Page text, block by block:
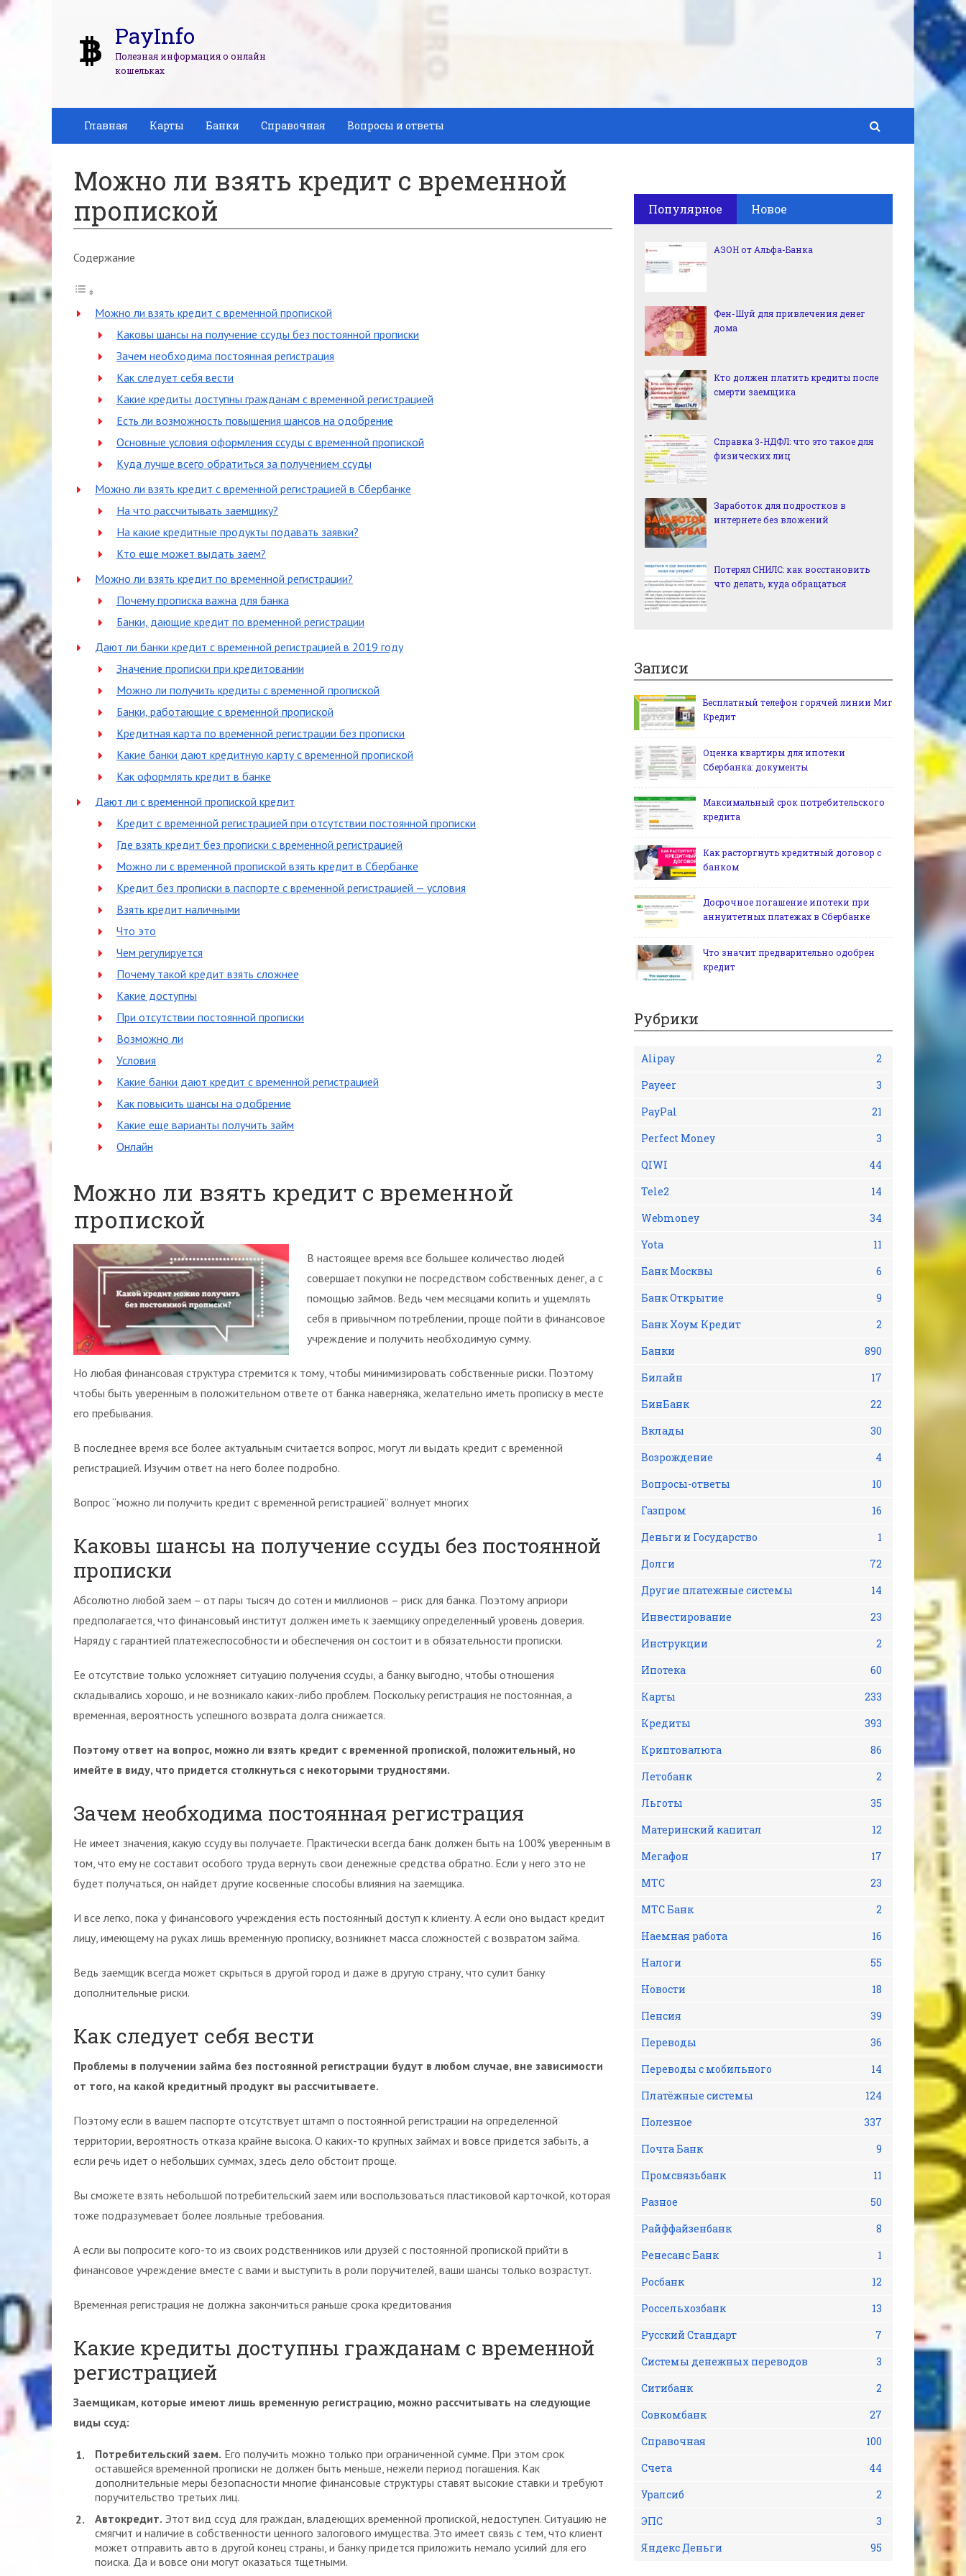
PayInfo
Полезная информация о онлайн
кошельках
Главная Карты Банки Справочная Вопросы и ответы
Можно ли взять кредит с временной
пропиской
Содержание
Можно ли взять кредит с временной пропиской
Каковы шансы на получение ссуды без постоянной прописки
Зачем необходима постоянная регистрация
Как следует себя вести
Какие кредиты доступны гражданам с временной регистрацией
Есть ли возможность повышения шансов на одобрение
Основные условия оформления ссуды с временной пропиской
Куда лучше всего обратиться за получением ссуды
Можно ли взять кредит с временной регистрацией в Сбербанке
На что рассчитывать заемщику?
На какие кредитные продукты подавать заявки?
Кто еще может выдать заем?
Можно ли взять кредит по временной регистрации?
Почему прописка важна для банка
Банки, дающие кредит по временной регистрации
Дают ли банки кредит с временной регистрацией в 2019 году
Значение прописки при кредитовании
Можно ли получить кредиты с временной пропиской
Банки, работающие с временной пропиской
Кредитная карта по временной регистрации без прописки
Какие банки дают кредитную карту с временной пропиской
Как оформлять кредит в банке
Дают ли с временной пропиской кредит
Кредит с временной регистрацией при отсутствии постоянной прописки
Где взять кредит без прописки с временной регистрацией
Можно ли с временной пропиской взять кредит в Сбербанке
Кредит без прописки в паспорте с временной регистрацией — условия
Взять кредит наличными
Что это
Чем регулируется
Почему такой кредит взять сложнее
Какие доступны
При отсутствии постоянной прописки
Возможно ли
Условия
Какие банки дают кредит с временной регистрацией
Как повысить шансы на одобрение
Какие еще варианты получить займ
Онлайн
Можно ли взять кредит с временной
пропиской
В настоящее время все большее количество людей
совершает покупки не посредством собственных денег, а с
помощью займов. Ведь чем месяцами копить и ущемлять
себя в привычном потреблении, проще пойти в финансовое
учреждение и получить необходимую сумму.
Но любая финансовая структура стремится к тому, чтобы минимизировать собственные риски. Поэтому
чтобы быть уверенным в положительном ответе от банка наверняка, желательно иметь прописку в месте
его пребывания.
В последнее время все более актуальным считается вопрос, могут ли выдать кредит с временной
регистрацией. Изучим ответ на него более подробно.
Вопрос “можно ли получить кредит с временной регистрацией” волнует многих
Каковы шансы на получение ссуды без постоянной
прописки
Абсолютно любой заем – от пары тысяч до сотен и миллионов – риск для банка. Поэтому априори
предполагается, что финансовый институт должен иметь к заемщику определенный уровень доверия.
Наряду с гарантией платежеспособности и обеспечения он состоит и в обязательности прописки.
Ее отсутствие только усложняет ситуацию получения ссуды, а банку выгодно, чтобы отношения
складывались хорошо, и не возникало каких-либо проблем. Поскольку регистрация не постоянная, а
временная, вероятность успешного возврата долга снижается.
Поэтому ответ на вопрос, можно ли взять кредит с временной пропиской, положительный, но
имейте в виду, что придется столкнуться с некоторыми трудностями.
Зачем необходима постоянная регистрация
Не имеет значения, какую ссуду вы получаете. Практически всегда банк должен быть на 100% уверенным в
том, что ему не составит особого труда вернуть свои денежные средства обратно. Если у него это не
будет получаться, он найдет другие косвенные способы влияния на заемщика.
И все легко, пока у финансового учреждения есть постоянный доступ к клиенту. А если оно выдаст кредит
лицу, имеющему на руках лишь временную прописку, возникнет масса сложностей с возвратом займа.
Ведь заемщик всегда может скрыться в другой город и даже в другую страну, что сулит банку
дополнительные риски.
Как следует себя вести
Проблемы в получении займа без постоянной регистрации будут в любом случае, вне зависимости
от того, на какой кредитный продукт вы рассчитываете.
Поэтому если в вашем паспорте отсутствует штамп о постоянной регистрации на определенной
территории, вероятность отказа крайне высока. О каких-то крупных займах и вовсе придется забыть, а
если речь идет о небольших суммах, здесь дело обстоит проще.
Вы сможете взять небольшой потребительский заем или воспользоваться пластиковой карточкой, которая
тоже подразумевает более лояльные требования.
А если вы попросите кого-то из своих родственников или друзей с постоянной пропиской прийти в
финансовое учреждение вместе с вами и выступить в роли поручителей, ваши шансы только возрастут.
Временная регистрация не должна закончиться раньше срока кредитования
Какие кредиты доступны гражданам с временной
регистрацией
Заемщикам, которые имеют лишь временную регистрацию, можно рассчитывать на следующие
виды ссуд:
Потребительский заем. Его получить можно только при ограниченной сумме. При этом срок
оставшейся временной прописки не должен быть меньше, нежели период погашения. Как
дополнительные меры безопасности многие финансовые структуры ставят высокие ставки и требуют
поручительство третьих лиц.
Автокредит. Этот вид ссуд для граждан, владеющих временной пропиской, недоступен. Ситуацию не
смягчит и наличие в собственности ценного залогового имущества. Это имеет связь с тем, что клиент
может отправить авто в другой конец страны, и банку придется приложить немало усилий для его
поиска. Да и вовсе они могут оказаться тщетными.
Популярное Новое
АЗОН от Альфа-Банка
Фен-Шуй для привлечения денег
дома
Кто должен платить кредиты после
смерти заемщика
Справка 3-НДФЛ: что это такое для
физических лиц
Заработок для подростков в
интернете без вложений
Потерял СНИЛС: как восстановить
что делать, куда обращаться
Записи
Бесплатный телефон горячей линии Миг
Кредит
Оценка квартиры для ипотеки
Сбербанка: документы
Максимальный срок потребительского
кредита
Как расторгнуть кредитный договор с
банком
Досрочное погашение ипотеки при
аннуитетных платежах в Сбербанке
Что значит предварительно одобрен
кредит
Рубрики
Alipay
2
Payeer
3
PayPal
21
Perfect Money
3
QIWI
44
Tele2
14
Webmoney
34
Yota
11
Банк Москвы
6
Банк Открытие
9
Банк Хоум Кредит
2
Банки
890
Билайн
17
БинБанк
22
Вклады
30
Возрождение
4
Вопросы-ответы
10
Газпром
16
Деньги и Государство
1
Долги
72
Другие платежные системы
14
Инвестирование
23
Инструкции
2
Ипотека
60
Карты
233
Кредиты
393
Криптовалюта
86
Летобанк
2
Льготы
35
Материнский капитал
12
Мегафон
17
МТС
23
МТС Банк
2
Наемная работа
16
Налоги
55
Новости
18
Пенсия
39
Переводы
36
Переводы с мобильного
14
Платёжные системы
124
Полезное
337
Почта Банк
9
Промсвязьбанк
11
Разное
50
Райффайзенбанк
8
Ренесанс Банк
1
Росбанк
12
Россельхозбанк
13
Русский Стандарт
7
Системы денежных переводов
3
Ситибанк
2
Совкомбанк
27
Справочная
100
Счета
44
Уралсиб
2
ЭПС
3
Яндекс Деньги
95